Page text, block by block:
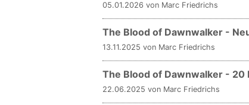
05.01.2026 von Marc Friedrichs
The Blood of Dawnwalker -
13.11.2025 von Marc Friedrichs
The Blood of Dawnwalker - 20
22.06.2025 von Marc Friedrichs